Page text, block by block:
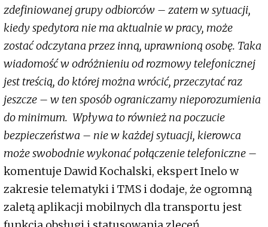
zdefiniowanej grupy odbiorców – zatem w sytuacji,
kiedy spedytora nie ma aktualnie w pracy, może
zostać odczytana przez inną, uprawnioną osobę. Taka
wiadomość w odróżnieniu od rozmowy telefonicznej
jest treścią, do której można wrócić, przeczytać raz
jeszcze – w ten sposób ograniczamy nieporozumienia
do minimum. Wpływa to również na poczucie
bezpieczeństwa – nie w każdej sytuacji, kierowca
może swobodnie wykonać połączenie telefoniczne –
komentuje Dawid Kochalski, ekspert Inelo w
zakresie telematyki i TMS i dodaje, że ogromną
zaletą aplikacji mobilnych dla transportu jest